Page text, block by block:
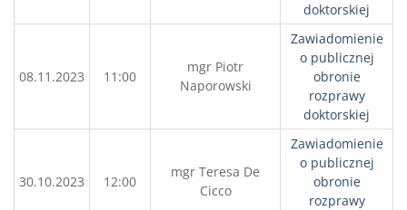
doktorskiej
08.11.2023 11:00
mgr Piotr
Naporowski
Zawiadomienie
o publicznej
obronie
rozprawy
doktorskiej
30.10.2023 12:00
mgr Teresa De
Cicco
Zawiadomienie
o publicznej
obronie
rozprawy